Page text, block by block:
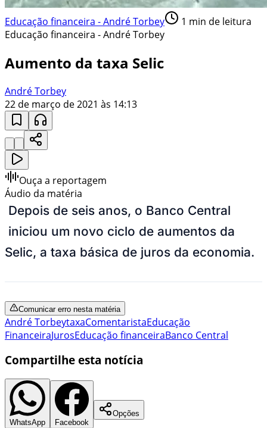
Educação financeira - André Torbey 1 min de leitura
Educação financeira - André Torbey
Aumento da taxa Selic
André Torbey
22 de março de 2021 às 14:13
Ouça a reportagem
Áudio da matéria
Depois de seis anos, o Banco Central
iniciou um novo ciclo de aumentos da
Selic, a taxa básica de juros da economia.
Comunicar erro nesta matéria
André TorbeytaxaComentaristaEducação
FinanceiraJurosEducação financeiraBanco Central
Compartilhe esta notícia
WhatsApp Facebook
Opções